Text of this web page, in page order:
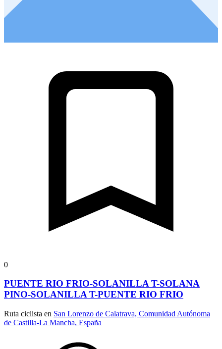
0
PUENTE RIO FRIO-SOLANILLA T-SOLANA
PINO-SOLANILLA T-PUENTE RIO FRIO
Ruta ciclista en San Lorenzo de Calatrava, Comunidad Autónoma
de Castilla-La Mancha, España